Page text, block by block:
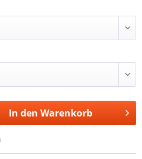
In den Warenkorb